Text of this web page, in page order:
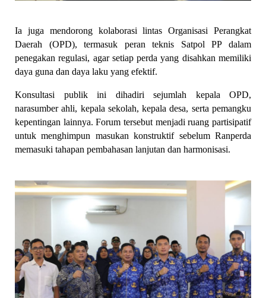
Ia juga mendorong kolaborasi lintas Organisasi Perangkat
Daerah (OPD), termasuk peran teknis Satpol PP dalam
penegakan regulasi, agar setiap perda yang disahkan memiliki
daya guna dan daya laku yang efektif.
Konsultasi publik ini dihadiri sejumlah kepala OPD,
narasumber ahli, kepala sekolah, kepala desa, serta pemangku
kepentingan lainnya. Forum tersebut menjadi ruang partisipatif
untuk menghimpun masukan konstruktif sebelum Ranperda
memasuki tahapan pembahasan lanjutan dan harmonisasi.